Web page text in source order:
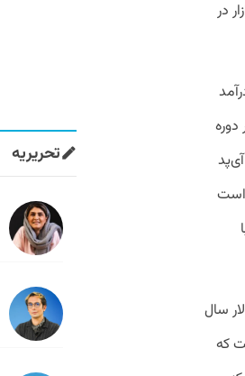
در
۷.۷۸۰ میلیارد دلار دوره
آی‌پد
دلار رسیده است
است و از ۲۳.۱۱۷ میلیارد دلار سال
رسیده است که
تحریریه